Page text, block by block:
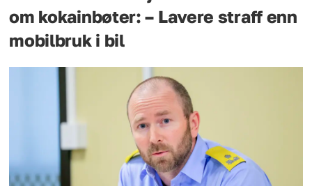
om kokainbøter: – Lavere straff enn
mobilbruk i bil